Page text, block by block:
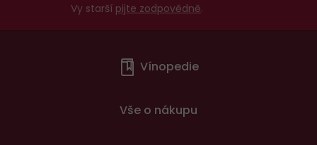
Vy starší pijte zodpovědně.
Vínopedie
Vše o nákupu